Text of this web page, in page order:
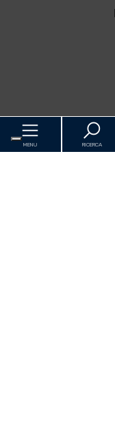
MENU RICERCA